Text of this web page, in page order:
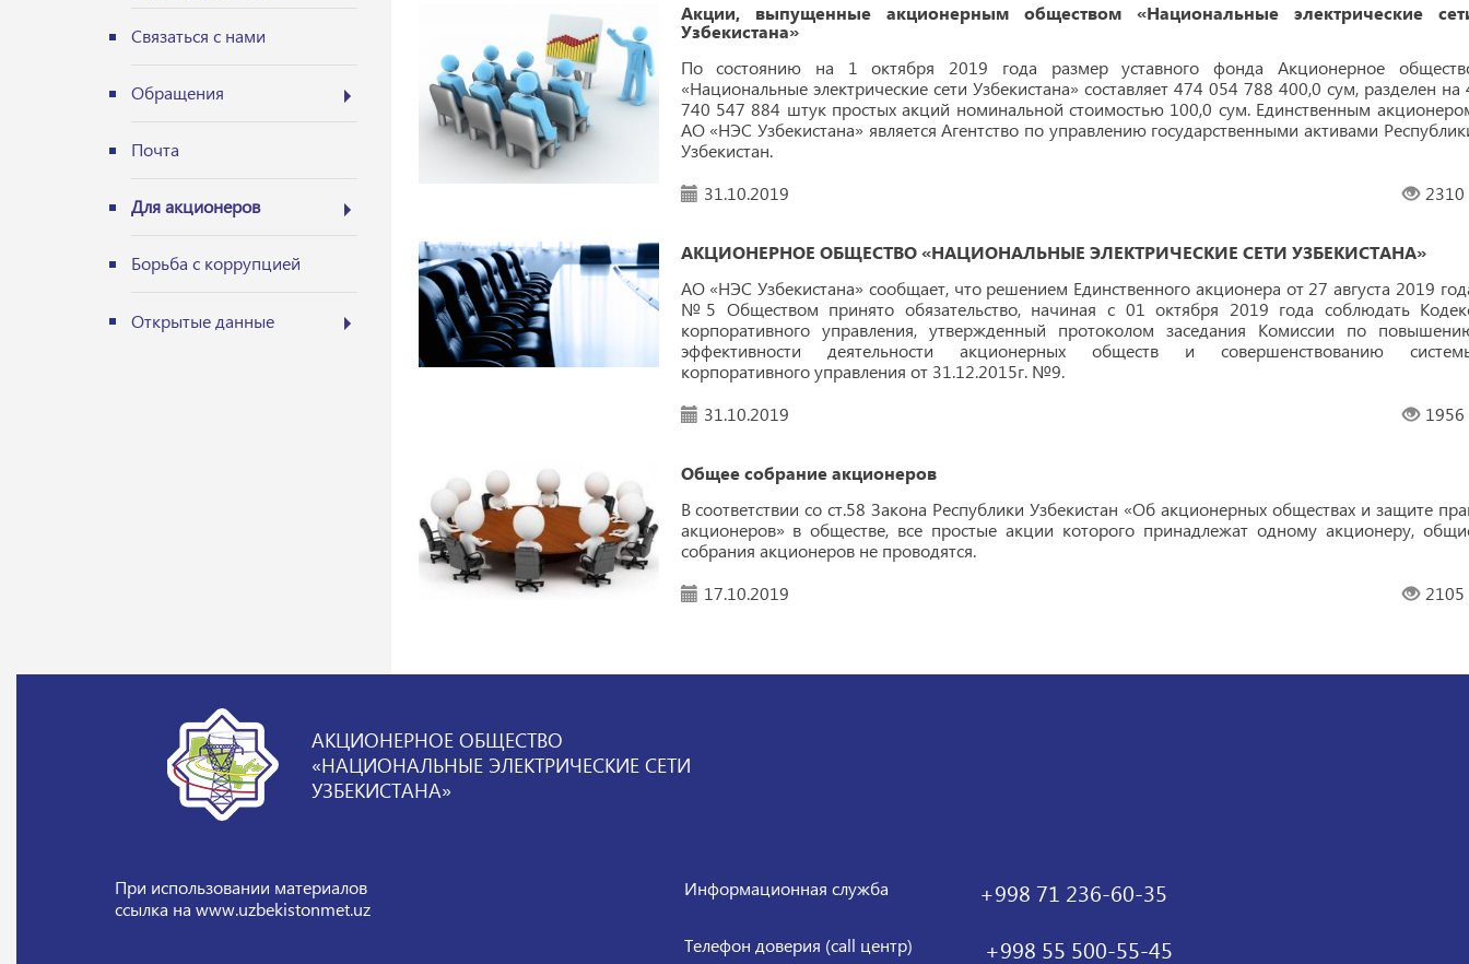
Связаться с нами
Обращения
Почта
Для акционеров
Борьба с коррупцией
Открытые данные
Акции, выпущенные акционерным обществом «Национальные электрические
Узбекистана»
По состоянию на 1 октября 2019 года размер уставного фонда Акционерное
«Национальные электрические сети Узбекистана» составляет 474 054 788 400,0 сум, разделен на
740 547 884 штук простых акций номинальной стоимостью 100,0 сум. Единственным
АО «НЭС Узбекистана» является Агентство по управлению государственными активами
Узбекистан.
31.10.2019
2310
АКЦИОНЕРНОЕ ОБЩЕСТВО «НАЦИОНАЛЬНЫЕ ЭЛЕКТРИЧЕСКИЕ СЕТИ УЗБЕКИСТАНА»
АО «НЭС Узбекистана» сообщает, что решением Единственного акционера от 27 августа 2019
№5 Обществом принято обязательство, начиная с 01 октября 2019 года соблюдать
корпоративного управления, утвержденный протоколом заседания Комиссии по
эффективности деятельности акционерных обществ и совершенствованию
корпоративного управления от 31.12.2015г. №9.
31.10.2019
1956
Общее собрание акционеров
В соответствии со ст.58 Закона Республики Узбекистан «Об акционерных обществах и защите
акционеров» в обществе, все простые акции которого принадлежат одному акционеру,
собрания акционеров не проводятся.
17.10.2019
2105
АКЦИОНЕРНОЕ ОБЩЕСТВО
«НАЦИОНАЛЬНЫЕ ЭЛЕКТРИЧЕСКИЕ СЕТИ
УЗБЕКИСТАНА»
При использовании материалов
ссылка на www.uzbekistonmet.uz
Информационная служба +998 71 236-60-35
Телефон доверия (call центр) +998 55 500-55-45